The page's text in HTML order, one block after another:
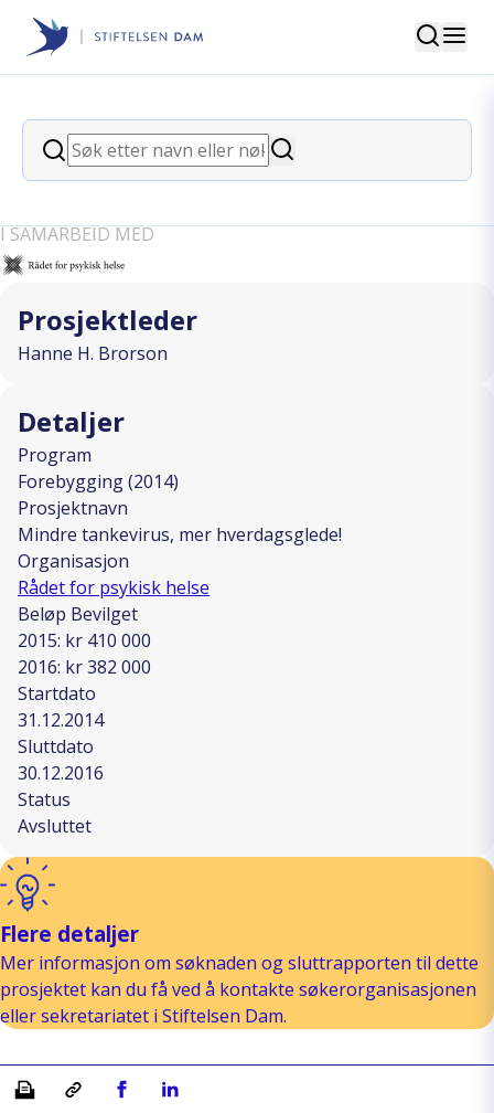
Stiftelsen Dam
Søk
Søk
Søk
back
Mindre tankevirus, mer
I SAMARBEID MED
Prosjektleder
Hanne H. Brorson
Detaljer
Program
Forebygging (2014)
Prosjektnavn
Mindre tankevirus, mer hverdagsglede!
Organisasjon
Rådet for psykisk helse
Beløp Bevilget
2015: kr 410 000
2016: kr 382 000
Startdato
31.12.2014
Sluttdato
30.12.2016
Status
Avsluttet
Flere detaljer
Mer informasjon om søknaden og sluttrapporten til dette
prosjektet kan du få ved å kontakte søkerorganisasjonen
eller sekretariatet i Stiftelsen Dam.
Skriv ut Kopiera länkDel på Facebook
Del på Linkedin